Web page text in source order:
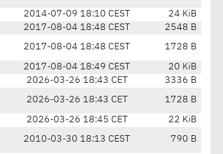
2014-07-09 18:10 CEST
24 KiB
2017-08-04 18:48 CEST
2548 B
2017-08-04 18:48 CEST 1728 B
2017-08-04 18:49 CEST
20 KiB
2026-03-26 18:43 CET
3336 B
2026-03-26 18:43 CET 1728 B
2026-03-26 18:45 CET
22 KiB
2010-03-30 18:13 CEST 790 B